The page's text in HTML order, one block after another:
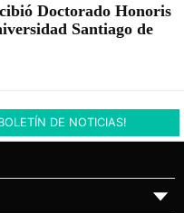
Doctorado Honoris
Santiago de
DE NOTICIAS!
▼